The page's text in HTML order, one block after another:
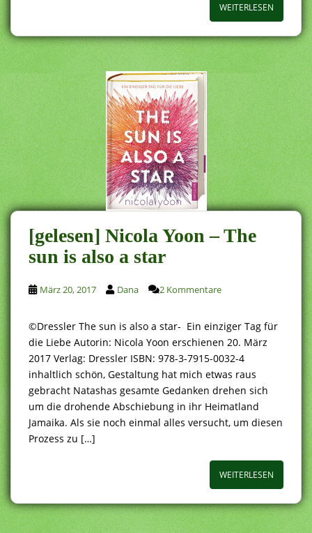
WEITERLESEN
[gelesen] Nicola Yoon – The
sun is also a star
März 20, 2017 Dana 2 Kommentare
©Dressler The sun is also a star- Ein einziger Tag für
die Liebe Autorin: Nicola Yoon erschienen 20. März
2017 Verlag: Dressler ISBN: 978-3-7915-0032-4
inhaltlich schön, Gestaltung hat mich etwas raus
gebracht Natashas gesamte Gedanken drehen sich
um die drohende Abschiebung in ihr Heimatland
Jamaika. Als sie noch einmal alles versucht, um diesen
Prozess zu […]
WEITERLESEN